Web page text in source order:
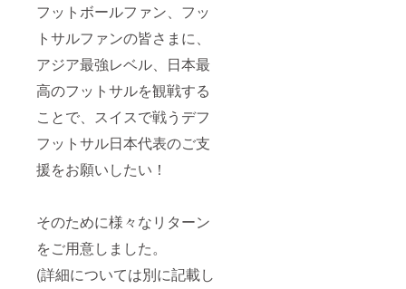
フットボールファン、フッ
トサルファンの皆さまに、
アジア最強レベル、日本最
高のフットサルを観戦する
ことで、スイスで戦うデフ
フットサル日本代表のご支
援をお願いしたい！
そのために様々なリターン
をご用意しました。
(詳細については別に記載し